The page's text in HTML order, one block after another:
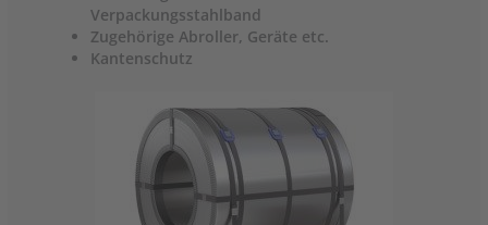
Verpackungsstahlband
Zugehörige Abroller, Geräte etc.
Kantenschutz